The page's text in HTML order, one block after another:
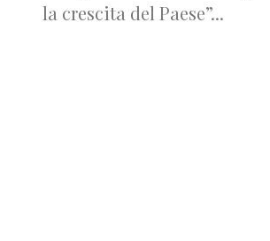
la crescita del Paese”...